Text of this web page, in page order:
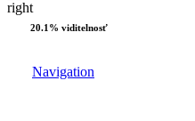
20.1% viditelnosť
Navigation